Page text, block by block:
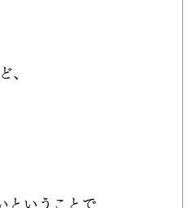
、
ということで